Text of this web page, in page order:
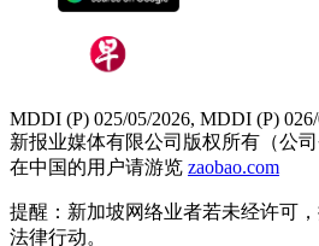
MDDI (P) 025/05/2026, MDDI (P)
新报业媒体有限公司版权所有（公司
在中国的用户请游览 zaobao.com
提醒：新加坡网络业者若未经许可
法律行动。